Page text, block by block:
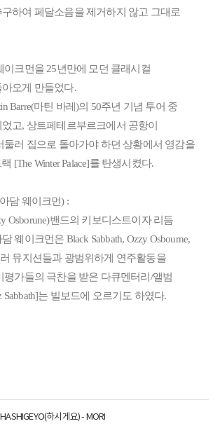
하여 페달소음을 제거하지 않고 그대로
이크먼을 25년만에 모던 클래시컬
오게 만들었다.
Barre(마틴 바레)의 50주년 기념 투어 중
고, 상트페테르부르크에서 공항이
둘러 집으로 돌아가야 하던 상황에서 영감을
[The Winter Palace]를 탄생시켰다.
담 웨이크먼) :
Osborune)밴드의 키보디스트이자 리듬
웨이크먼은 Black Sabbath, Ozzy Osbourne,
뮤지션들과 광범위하게 연주활동을
평가들의 극찬을 받은 다큐멘터리/앨범
Sabbath]는 빌보드에 오르기도 하였다.
HASHIGEYO(하시게요) - MORI